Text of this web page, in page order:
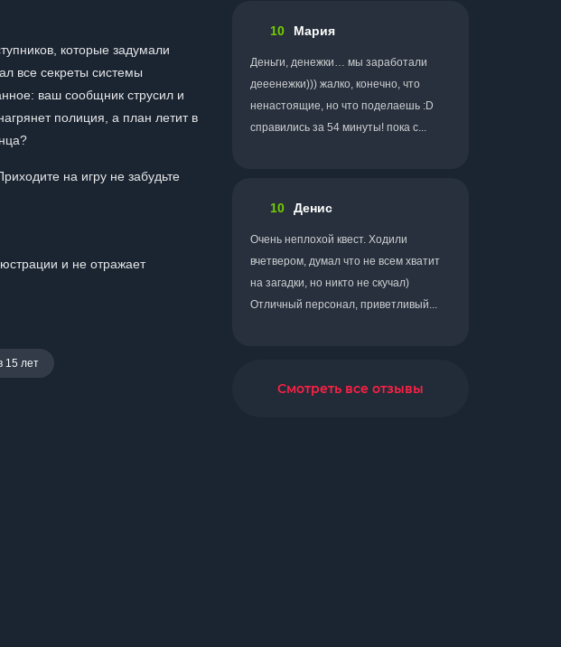
которые задумали
все секреты системы
ваш сообщник струсил и
полиция, а план летит в
на игру не забудьте
и не отражает
15 лет
10 Мария
Деньги, денежки… мы заработали
дееенежки))) жалко, конечно, что
ненастоящие, но что поделаешь :D
справились за 54 минуты! пока с...
10 Денис
Очень неплохой квест. Ходили
вчетвером, думал что не всем хватит
на загадки, но никто не скучал)
Отличный персонал, приветливый...
Смотреть все отзывы